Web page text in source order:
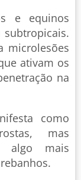
e equinos
microlesões
ativam os
na
como
mas
algo mais